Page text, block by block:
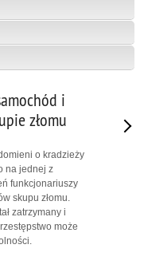
i
złomu
o kradzieży
na jednej z
funkcjonariuszy
skupu złomu.
zatrzymany i
może